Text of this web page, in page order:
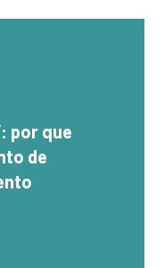
por que
de